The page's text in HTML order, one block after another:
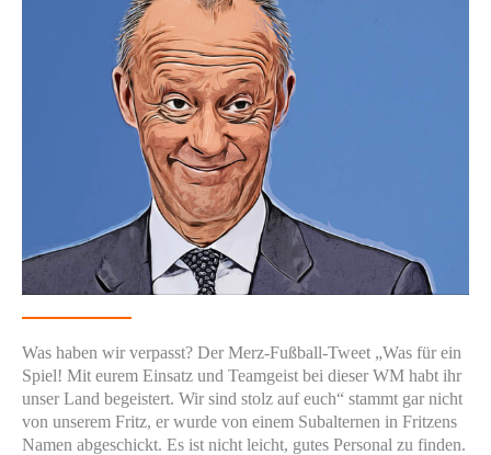
Was haben wir verpasst? Der Merz-Fußball-Tweet „Was für ein
Spiel! Mit eurem Einsatz und Teamgeist bei dieser WM habt ihr
unser Land begeistert. Wir sind stolz auf euch“ stammt gar nicht
von unserem Fritz, er wurde von einem Subalternen in Fritzens
Namen abgeschickt. Es ist nicht leicht, gutes Personal zu finden.